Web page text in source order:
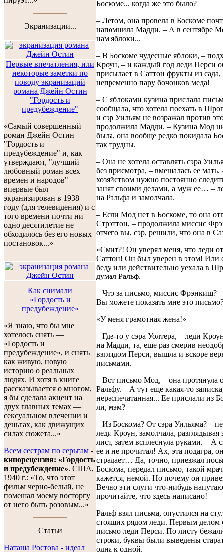
Экранизации...
Первые впечатления, или
некоторые заметки по
поводу экранизаций
романа Джейн Остин
"Гордость и
предубеждение"
«Самый совершенный
роман Джейн Остин
"Гордость и
предубеждение" и, как
утверждают, "лучший
любовный роман всех
времен и народов"
впервые был
экранизирован в 1938
году (для телевидения) и с
того времени почти ни
одно десятилетие не
обходилось без его новых
постановок...»
Как снимали
«Гордость и
предубеждение»
«Я знаю, что бы мне
хотелось снять —
«Гордость и
предубеждение», и снять
как живую, новую
историю о реальных
людях. И хотя в книге
рассказывается о многом,
я бы сделала акцент на
двух главных темах —
сексуальном влечении и
деньгах, как движущих
силах сюжета...»
Всем сестрам по серьгам -
кинорецензия: «Гордость
и предубеждение». США,
1940 г.: «То, что этот
фильм черно-белый, не
помешал моему восторгу
от него быть розовым...»
Cтатьи
Наташа Ростова - идеал
Боскоме... когда же это было?
– Летом, она провела в Боскоме
напомнила Мадди. – А в сентябре
нам яблоки...
– В Боскоме чудесные яблоки, –
Кроун, – и каждый год леди Перси
присылает в Саттон фрукты из
непременно пару бочонков меда!
– С яблоками кузина прислала
сообщала, что хотела поехать в
и сэр Уильям не возражал против
продолжила Мадди. – Кузина Мод
была, она вообще редко покидала
так трудны.
– Она не хотела оставлять сэра
без присмотра, – вмешалась ее мать.
хозяйством нужно постоянно
занят своими делами, а муж ее… –
на Ральфа и замолчала.
– Если Мод нет в Боскоме, то она
Стрэттон, – продолжила миссис
отчего вы, сэр, решили, что она в
«Смит?! Он уверял меня, что леди
Саттон! Он был уверен в этом! Или
беду или действительно уехала в
думал Ральф.
– Что за письмо, миссис Фрэнкиш?
Вы можете показать мне это письмо?
«У меня грамотная жена!»
– Где-то у сэра Уолтера, – леди
на Мадди, та, еще раз смерив
взглядом Перси, вышла и вскоре
письмами.
– Вот письмо Мод, – она протянула
Ральфу. – А тут еще какая-то
нераспечатанная... Ее прислали из
ли, мэм?
– Из Боскома? От сэра Уильяма? –
леди Кроун, замолчала, разглядывая
лист, затем всплеснула руками. – А
ее и не прочитал! Ах, эта подагра,
страдает… Да, точно, приезжал
Боскома, передал письмо, такой
кажется, немой. Но почему он
Вечно эти слуги что-нибудь
прочитайте, что здесь написано!
Ральф взял письма, опустился на
стоящих рядом леди. Первым делом
письмо леди Перси. По листу
строки, буквы были выведены
одна к одной.